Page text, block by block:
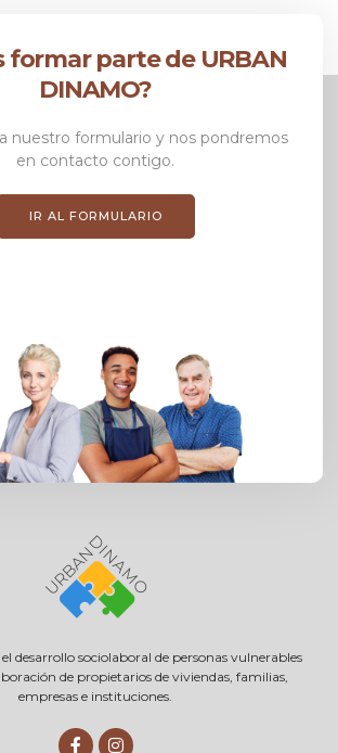
formar parte de URBAN
DINAMO?
nuestro formulario y nos pondremos
en contacto contigo.
IR AL FORMULARIO
desarrollo sociolaboral de personas vulnerables
de propietarios de viviendas, familias,
empresas e instituciones.